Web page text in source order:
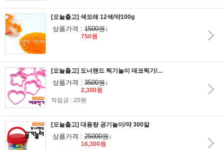
[오늘출고] 색모래 12색/약100g
상품가격 : 1500원↓
750원
[오늘출고] 도너랜드 찍기놀이 데코찍기/점토모형틀
상품가격 : 3500원↓
2,300원
적립금 : 20원
[오늘출고] 대용량 공기놀이/약 300알
상품가격 : 25000원↓
16,300원